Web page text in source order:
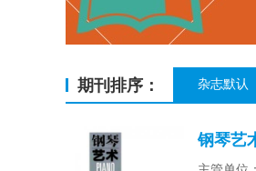
期刊排序： 杂志默认
钢琴艺